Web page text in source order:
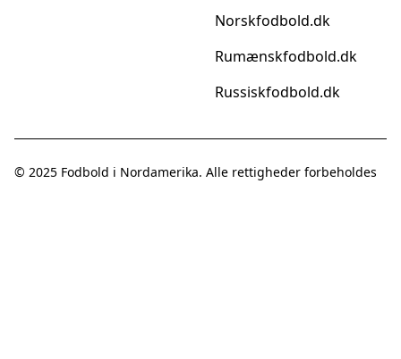
Norskfodbold.dk
Rumænskfodbold.dk
Russiskfodbold.dk
© 2025 Fodbold i Nordamerika. Alle rettigheder forbeholdes